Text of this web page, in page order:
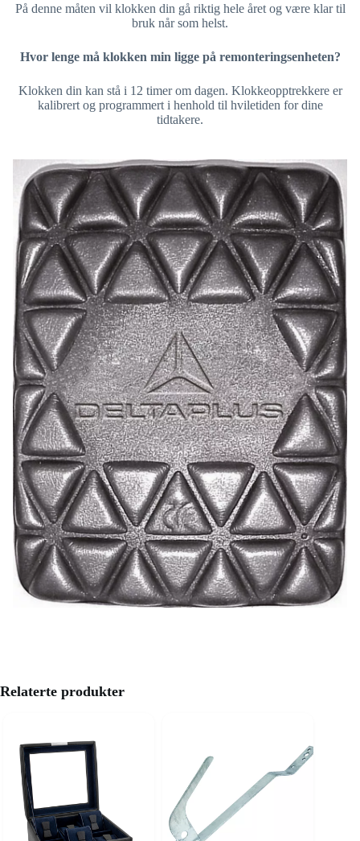
På denne måten vil klokken din gå riktig hele året og være klar til
bruk når som helst.
Hvor lenge må klokken min ligge på remonteringsenheten?
Klokken din kan stå i 12 timer om dagen. Klokkeopptrekkere er
kalibrert og programmert i henhold til hviletiden for dine
tidtakere.
Relaterte produkter